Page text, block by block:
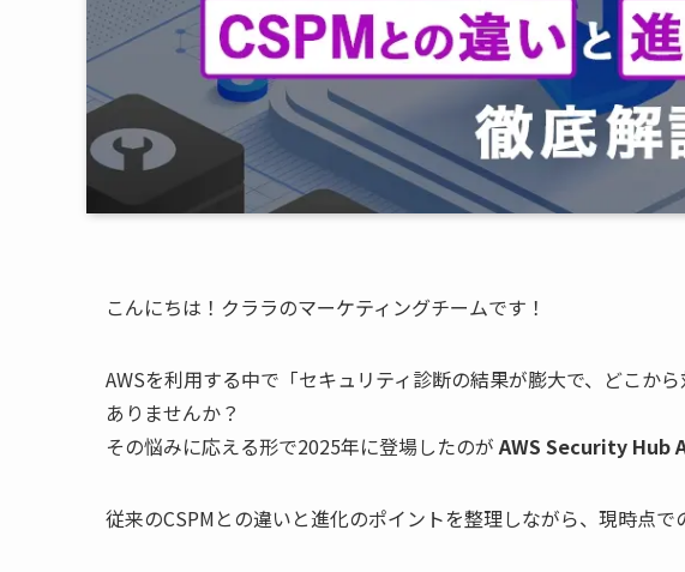
こんにちは！クララのマーケティングチームです！
AWSを利用する中で「セキュリティ診断の結果が膨大で、どこか
ありませんか？
その悩みに応える形で2025年に登場したのがAWS Security Hub
従来のCSPMとの違いと進化のポイントを整理しながら、現時点で